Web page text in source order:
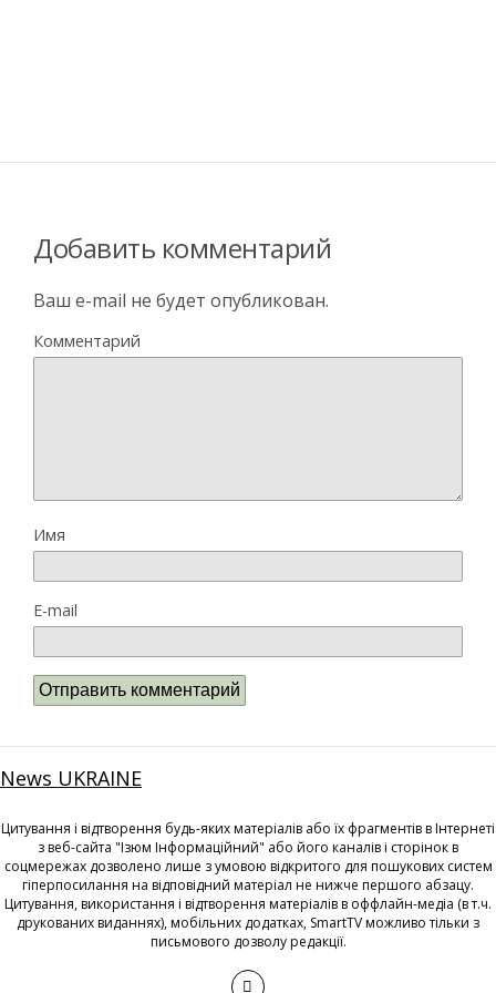
Добавить комментарий
Ваш e-mail не будет опубликован.
Комментарий
Имя
E-mail
News UKRAINE
Цитування і відтворення будь-яких матеріалів або їх фрагментів в Інтернеті
з веб-сайта "Ізюм Інформаційний" або його каналів і сторінок в
соцмережах дозволено лише з умовою відкритого для пошукових систем
гіперпосилання на відповідний матеріал не нижче першого абзацу.
Цитування, використання і відтворення матеріалів в оффлайн-медіа (в т.ч.
друкованих виданнях), мобільних додатках, SmartTV можливо тільки з
письмового дозволу редакції.